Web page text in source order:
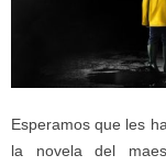
Esperamos que les
la novela del